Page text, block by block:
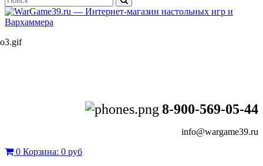
8-900-569-05-44
info@wargame39.ru
0 Корзина: 0 руб